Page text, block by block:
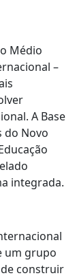
Médio
–
A Base
do Novo
integrada.
um grupo
construir